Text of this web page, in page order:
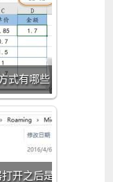
式有哪些
开之后是